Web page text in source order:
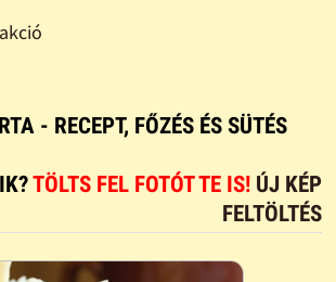
- RECEPT, FŐZÉS ÉS SÜTÉS
TÖLTS FEL FOTÓT TE IS! ÚJ KÉP
FELTÖLTÉS